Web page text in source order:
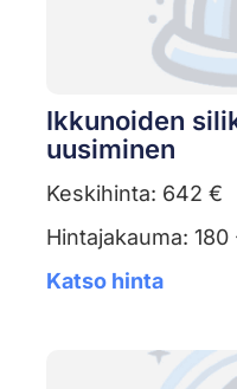
Ikkunoiden
uusiminen
Keskihinta: 642 €
Hintajakauma: 180
Katso hinta